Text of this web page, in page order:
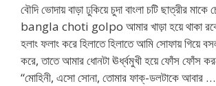
বৌদি ভোদায় বাড়া ঢুকিয়ে চুদা বাংলা চটি ছাত্রীর
bangla choti golpo আমার খাড়া হয়ে থাকা
হলাং ফলাং করে হিলাতে হিলাতে আমি সোফায় গিয়ে
করে, তাতে আমার ধোনটা ঊর্ধ্বমুখী হয়ে ফোঁস ফোঁস
“মোহিনী, এসো সোনা, তোমার ফাক্-ডলটাকে আবার …